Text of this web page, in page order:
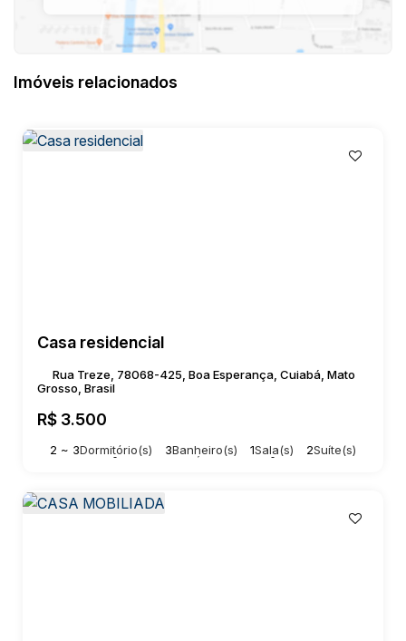
Imóveis relacionados
Casa residencial
R$ 3.500
Rua Treze, 78068-425, Boa Esperança, Cuiabá, Mato
Grosso, Brasil
2 ~ 3Dormitório(s) 3Banheiro(s) 1Sala(s) 2Suíte(s)
450m² Útil: 98 ~ 112m²